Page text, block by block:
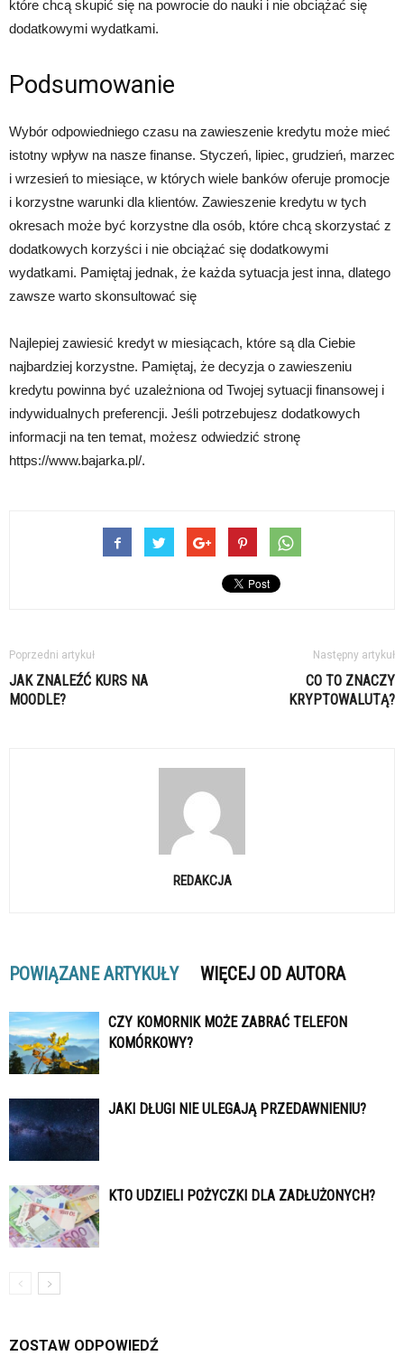
które chcą skupić się na powrocie do nauki i nie obciążać się
dodatkowymi wydatkami.
Podsumowanie
Wybór odpowiedniego czasu na zawieszenie kredytu może mieć
istotny wpływ na nasze finanse. Styczeń, lipiec, grudzień, marzec
i wrzesień to miesiące, w których wiele banków oferuje promocje
i korzystne warunki dla klientów. Zawieszenie kredytu w tych
okresach może być korzystne dla osób, które chcą skorzystać z
dodatkowych korzyści i nie obciążać się dodatkowymi
wydatkami. Pamiętaj jednak, że każda sytuacja jest inna, dlatego
zawsze warto skonsultować się
Najlepiej zawiesić kredyt w miesiącach, które są dla Ciebie
najbardziej korzystne. Pamiętaj, że decyzja o zawieszeniu
kredytu powinna być uzależniona od Twojej sytuacji finansowej i
indywidualnych preferencji. Jeśli potrzebujesz dodatkowych
informacji na ten temat, możesz odwiedzić stronę
https://www.bajarka.pl/.
Poprzedni artykuł
JAK ZNALEŹĆ KURS NA
MOODLE?
Następny artykuł
CO TO ZNACZY
KRYPTOWALUTĄ?
REDAKCJA
POWIĄZANE ARTYKUŁY WIĘCEJ OD AUTORA
CZY KOMORNIK MOŻE ZABRAĆ TELEFON
KOMÓRKOWY?
JAKI DŁUGI NIE ULEGAJĄ PRZEDAWNIENIU?
KTO UDZIELI POŻYCZKI DLA ZADŁUŻONYCH?
ZOSTAW ODPOWIEDŹ